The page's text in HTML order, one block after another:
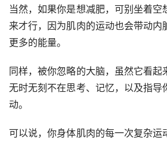
当然，如果你是想减肥，可别坐着空
来才行，因为肌肉的运动也会带动内
更多的能量。
同样，被你忽略的大脑，虽然它看起
无时无刻不在思考、记忆，以及指导
动。
可以说，你身体肌肉的每一次复杂运